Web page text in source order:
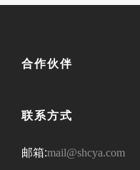
合作伙伴
联系方式
邮箱:mail@shcya.com